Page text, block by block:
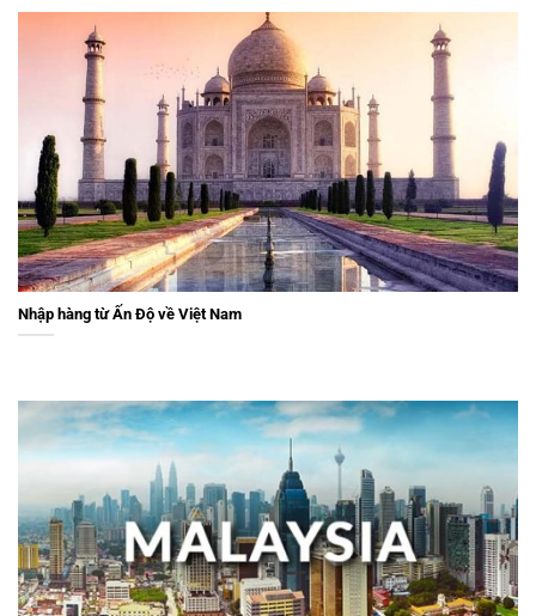
Nhập hàng từ Ấn Độ về Việt Nam